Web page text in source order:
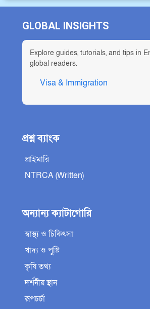
GLOBAL INSIGHTS
Explore guides, tutorials, and tips in
global readers.
Visa & Immigration
প্রশ্ন ব্যাংক
প্রাইমারি
NTRCA (Written)
অন্যান্য ক্যাটাগোরি
স্বাস্থ্য ও চিকিৎসা
খাদ্য ও পুষ্টি
কৃষি তথ্য
দর্শনীয় স্থান
রূপচর্চা